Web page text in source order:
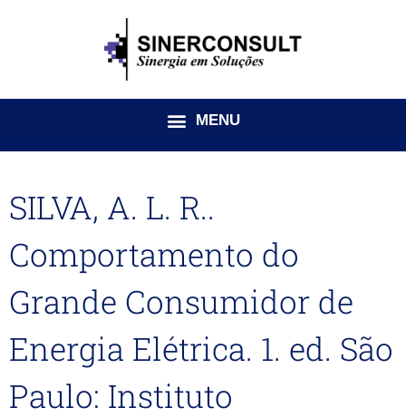
SILVA, A. L. R..
Comportamento do
Grande Consumidor de
Energia Elétrica. 1. ed. São
Paulo: Instituto